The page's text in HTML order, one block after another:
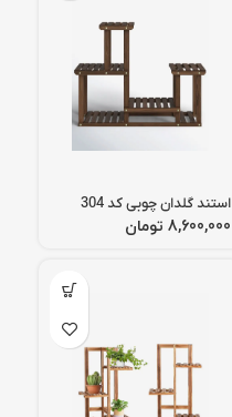
استند گلدان چوبی کد 304
تومان